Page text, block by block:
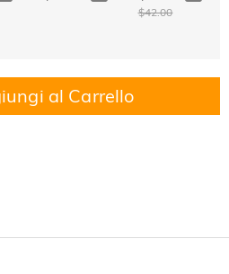
$42.00
al Carrello